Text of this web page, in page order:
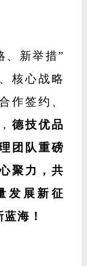
、新举措”
核心战略
作签约、
德技优品
团队重磅
聚力，共
发展新征
海！